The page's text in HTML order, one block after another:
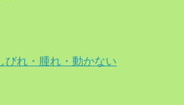
びれ・腫れ・動かない